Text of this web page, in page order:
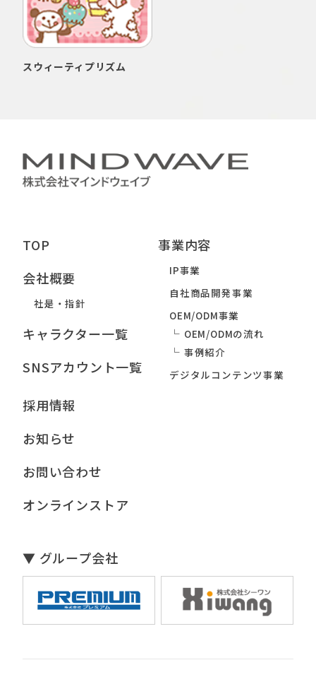
スウィーティプリズム
TOP
会社概要
社是・指針
キャラクター一覧
SNSアカウント一覧
事業内容
IP事業
自社商品開発事業
OEM/ODM事業
OEM/ODMの流れ
事例紹介
デジタルコンテンツ事業
採用情報
お知らせ
お問い合わせ
オンラインストア
▼ グループ会社